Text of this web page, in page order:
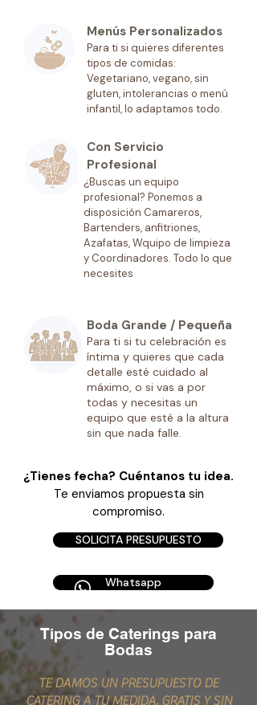
Menús Personalizados
Para ti si quieres diferentes
tipos de comidas:
Vegetariano, vegano, sin
gluten, intolerancias o menú
infantil, lo adaptamos todo.
Con Servicio
Profesional
¿Buscas un equipo
profesional? Ponemos a
disposición Camareros,
Bartenders, anfitriones,
Azafatas, Wquipo de limpieza
y Coordinadores. Todo lo que
necesites
Boda Grande / Pequeña
Para ti si tu celebración es
íntima y quieres que cada
detalle esté cuidado al
máximo, o si vas a por
todas y necesitas un
equipo que esté a la altura
sin que nada falle.
¿Tienes fecha? Cuéntanos tu idea.
Te enviamos propuesta sin
compromiso.
SOLICITA PRESUPUESTO
Whatsapp
Tipos de Caterings para
Bodas
TE DAMOS UN PRESUPUESTO DE
CATERING A TU MEDIDA, GRATIS Y SIN